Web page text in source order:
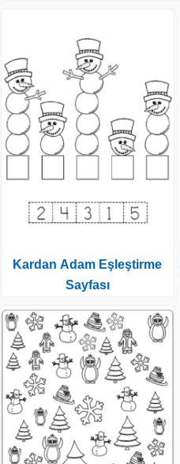
Kardan Adam Eşleştirme
Sayfası